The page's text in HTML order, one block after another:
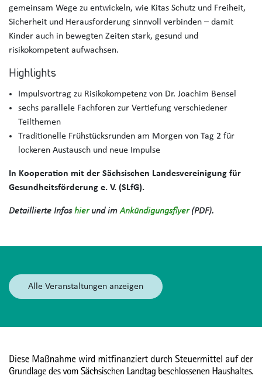
gemeinsam Wege zu entwickeln, wie Kitas Schutz und Freiheit,
Sicherheit und Herausforderung sinnvoll verbinden – damit
Kinder auch in bewegten Zeiten stark, gesund und
risikokompetent aufwachsen.
Highlights
Impulsvortrag zu Risikokompetenz von Dr. Joachim Bensel
sechs parallele Fachforen zur Vertiefung verschiedener
Teilthemen
Traditionelle Frühstücksrunden am Morgen von Tag 2 für
lockeren Austausch und neue Impulse
In Kooperation mit der Sächsischen Landesvereinigung für
Gesundheitsförderung e. V. (SLfG).
Detaillierte Infoshierund imAnkündigungsflyer(PDF).
Alle Veranstaltungen anzeigen